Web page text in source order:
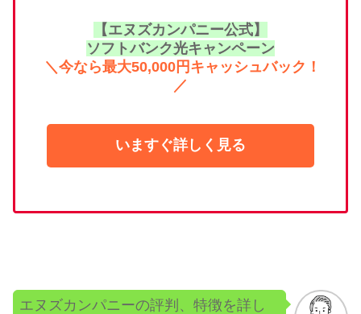
【エヌズカンパニー公式】
ソフトバンク光キャンペーン
＼今なら最大50,000円キャッシュバック！
／
いますぐ詳しく見る
エヌズカンパニーの評判、特徴を詳し